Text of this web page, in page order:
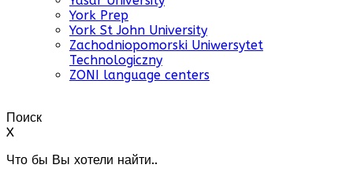
York Prep
York St John University
Zachodniopomorski Uniwersytet
Technologiczny
ZONI language centers
Поиск
X
Что бы Вы хотели найти..